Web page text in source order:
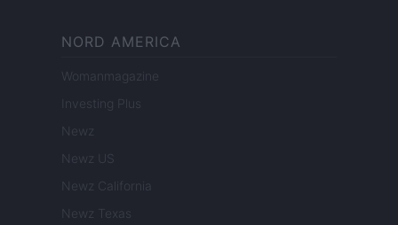
NORD AMERICA
Womanmagazine
Investing Plus
Newz
Newz US
Newz California
Newz Texas